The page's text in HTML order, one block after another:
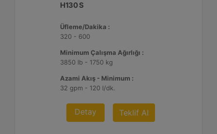
H130 S
Üfleme/Dakika :
320 - 600
Minimum Çalışma Ağırlığı :
3850 lb - 1750 kg
Azami Akış - Minimum :
32 gpm - 120 l/dk.
Detay Teklif Al